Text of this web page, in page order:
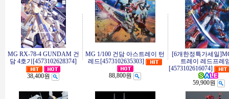
MG RX-78-4 GUNDAM 건
담 4호기[4573102628374]
38,400원
MG 1/100 건담 아스트레이 턴
레드[4573102635303]
88,800원
[6개한정특가세일
트레이 레드프레
[4573102616074]
59,900원